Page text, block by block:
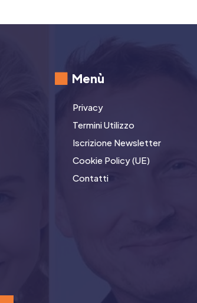
Menù
Privacy
Termini Utilizzo
Iscrizione Newsletter
Cookie Policy (UE)
Contatti